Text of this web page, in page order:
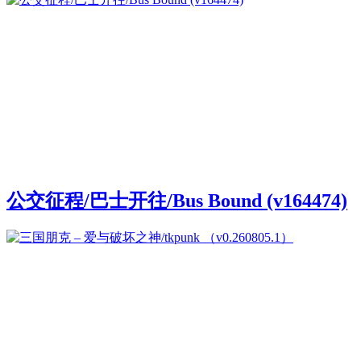
公交征程/巴士开往/Bus Bound (v164474)